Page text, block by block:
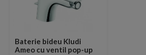
Baterie bideu Kludi
Ameo cu ventil pop-up